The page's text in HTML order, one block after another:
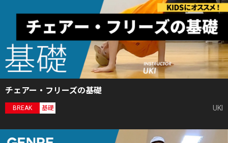
チェアー・フリーズの基礎
BREAK 基礎 UKI